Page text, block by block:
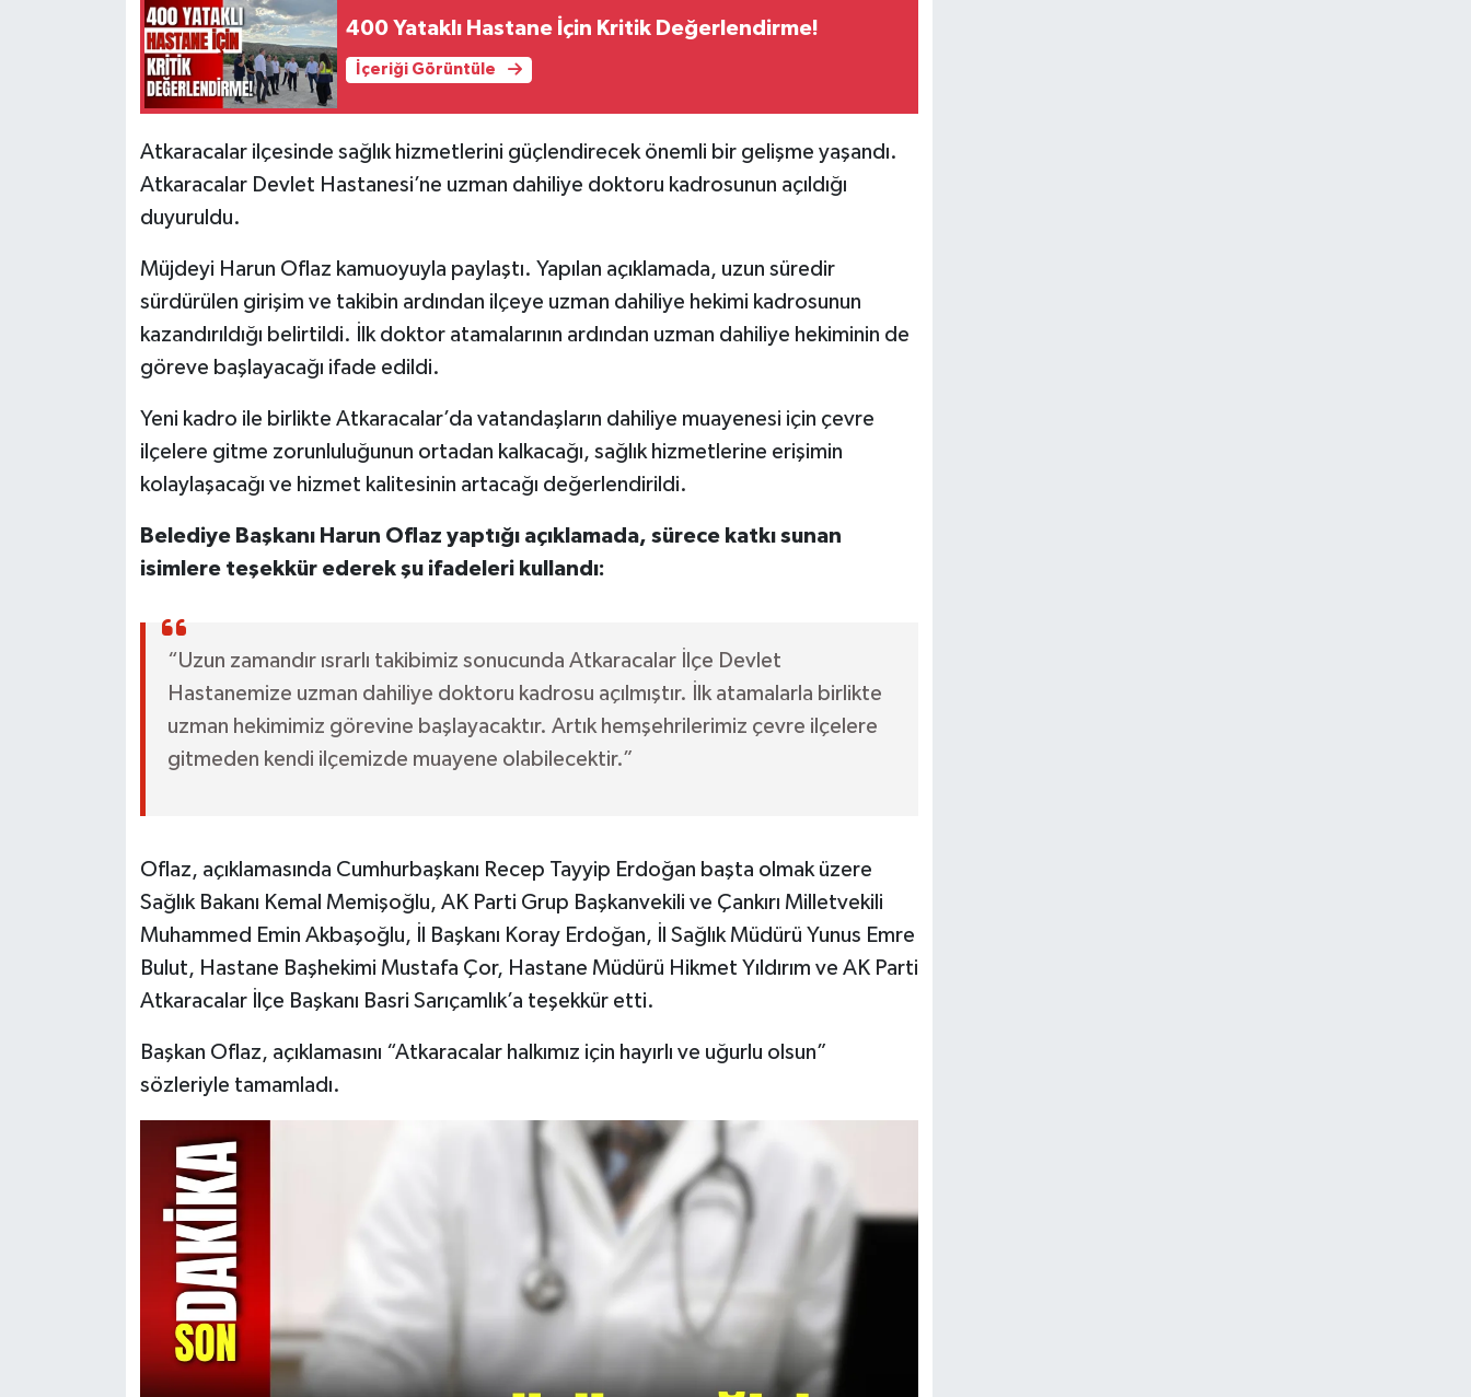
400 Yataklı Hastane İçin Kritik Değerlendirme!
İçeriği Görüntüle
Atkaracalar ilçesinde sağlık hizmetlerini güçlendirecek önemli bir gelişme yaşandı.
Atkaracalar Devlet Hastanesi’ne uzman dahiliye doktoru kadrosunun açıldığı
duyuruldu.
Müjdeyi Harun Oflaz kamuoyuyla paylaştı. Yapılan açıklamada, uzun süredir
sürdürülen girişim ve takibin ardından ilçeye uzman dahiliye hekimi kadrosunun
kazandırıldığı belirtildi. İlk doktor atamalarının ardından uzman dahiliye hekiminin de
göreve başlayacağı ifade edildi.
Yeni kadro ile birlikte Atkaracalar’da vatandaşların dahiliye muayenesi için çevre
ilçelere gitme zorunluluğunun ortadan kalkacağı, sağlık hizmetlerine erişimin
kolaylaşacağı ve hizmet kalitesinin artacağı değerlendirildi.
Belediye Başkanı Harun Oflaz yaptığı açıklamada, sürece katkı sunan
isimlere teşekkür ederek şu ifadeleri kullandı:
“Uzun zamandır ısrarlı takibimiz sonucunda Atkaracalar İlçe Devlet
Hastanemize uzman dahiliye doktoru kadrosu açılmıştır. İlk atamalarla birlikte
uzman hekimimiz görevine başlayacaktır. Artık hemşehrilerimiz çevre ilçelere
gitmeden kendi ilçemizde muayene olabilecektir.”
Oflaz, açıklamasında Cumhurbaşkanı Recep Tayyip Erdoğan başta olmak üzere
Sağlık Bakanı Kemal Memişoğlu, AK Parti Grup Başkanvekili ve Çankırı Milletvekili
Muhammed Emin Akbaşoğlu, İl Başkanı Koray Erdoğan, İl Sağlık Müdürü Yunus Emre
Bulut, Hastane Başhekimi Mustafa Çor, Hastane Müdürü Hikmet Yıldırım ve AK Parti
Atkaracalar İlçe Başkanı Basri Sarıçamlık’a teşekkür etti.
Başkan Oflaz, açıklamasını “Atkaracalar halkımız için hayırlı ve uğurlu olsun”
sözleriyle tamamladı.